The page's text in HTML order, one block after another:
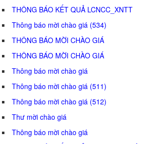
THÔNG BÁO KẾT QUẢ LCNCC_XNTT
Thông báo mời chào giá (534)
THÔNG BÁO MỜI CHÀO GIÁ
THÔNG BÁO MỜI CHÀO GIÁ
Thông báo mời chào giá
Thông báo mời chào giá (511)
Thông báo mời chào giá (512)
Thư mời chào giá
Thông báo mời chào giá